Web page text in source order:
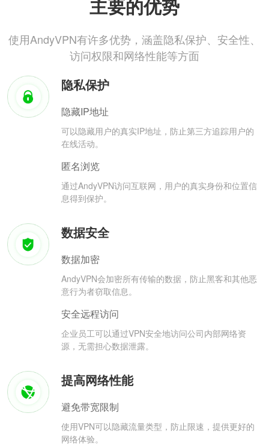
主要的优势
使用AndyVPN有许多优势，涵盖隐私保护、安全性、
访问权限和网络性能等方面
隐私保护
隐藏IP地址
可以隐藏用户的真实IP地址，防止第三方追踪用户的
在线活动。
匿名浏览
通过AndyVPN访问互联网，用户的真实身份和位置信
息得到保护。
数据安全
数据加密
AndyVPN会加密所有传输的数据，防止黑客和其他恶
意行为者窃取信息。
安全远程访问
企业员工可以通过VPN安全地访问公司内部网络资
源，无需担心数据泄露。
提高网络性能
避免带宽限制
使用VPN可以隐藏流量类型，防止限速，提供更好的
网络体验。